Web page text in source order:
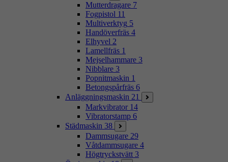
Mutterdragare 7
Fogpistol 11
Multiverktyg 5
Handöverfräs 4
Elhyvel 2
Lamellfräs 1
Mejselhammare 3
Nibblare 3
Popnitmaskin 1
Betongspårfräs 6
Anläggningsmaskin 21
Markvibrator 14
Vibratorstamp 6
Städmaskin 38
Dammsugare 29
Våtdammsugare 4
Högtryckstvätt 3